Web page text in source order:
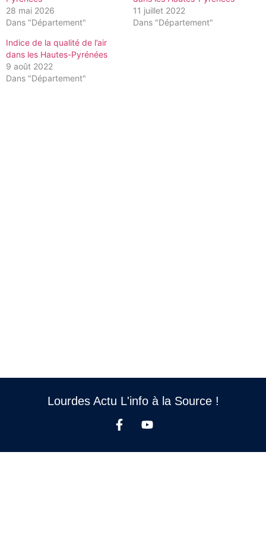
28 mai 2026
Dans "Département"
11 juillet 2022
Dans "Département"
Indice de la qualité de l’air
dans les Hautes-Pyrénées
9 août 2022
Dans "Département"
Lourdes Actu L'info à la Source !